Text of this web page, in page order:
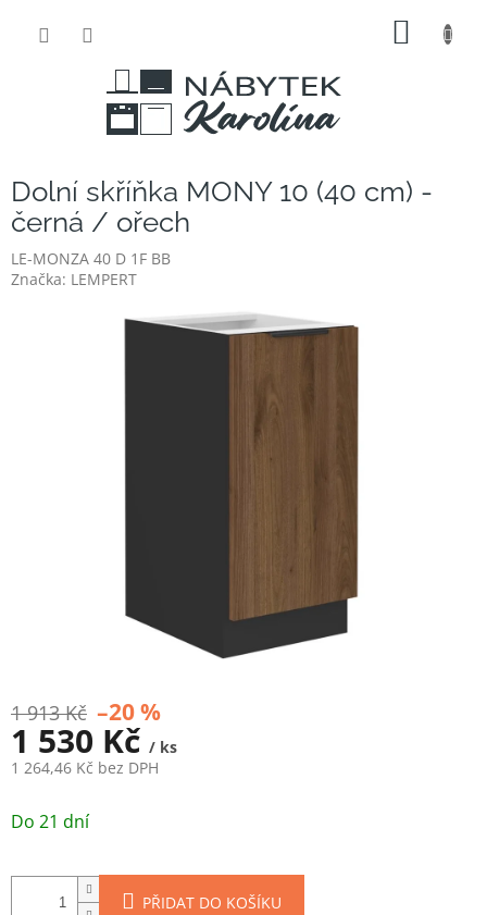
Dolní skříňka MONY 10 (40 cm) -
černá / ořech
LE-MONZA 40 D 1F BB
Značka: LEMPERT
1 913 Kč –20 %
1 530 Kč / ks
1 264,46 Kč bez DPH
cena:
Do 21 dní
PŘIDAT DO KOŠÍKU